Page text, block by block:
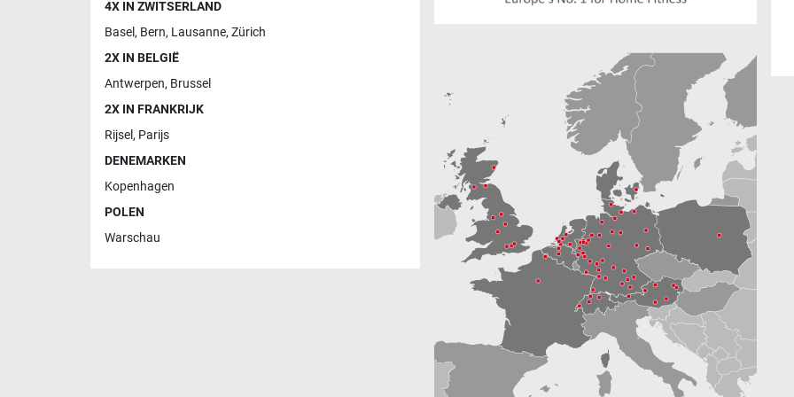
4X IN ZWITSERLAND
Basel, Bern, Lausanne, Zürich
2X IN BELGIË
Antwerpen, Brussel
2X IN FRANKRIJK
Rijsel, Parijs
DENEMARKEN
Kopenhagen
POLEN
Warschau